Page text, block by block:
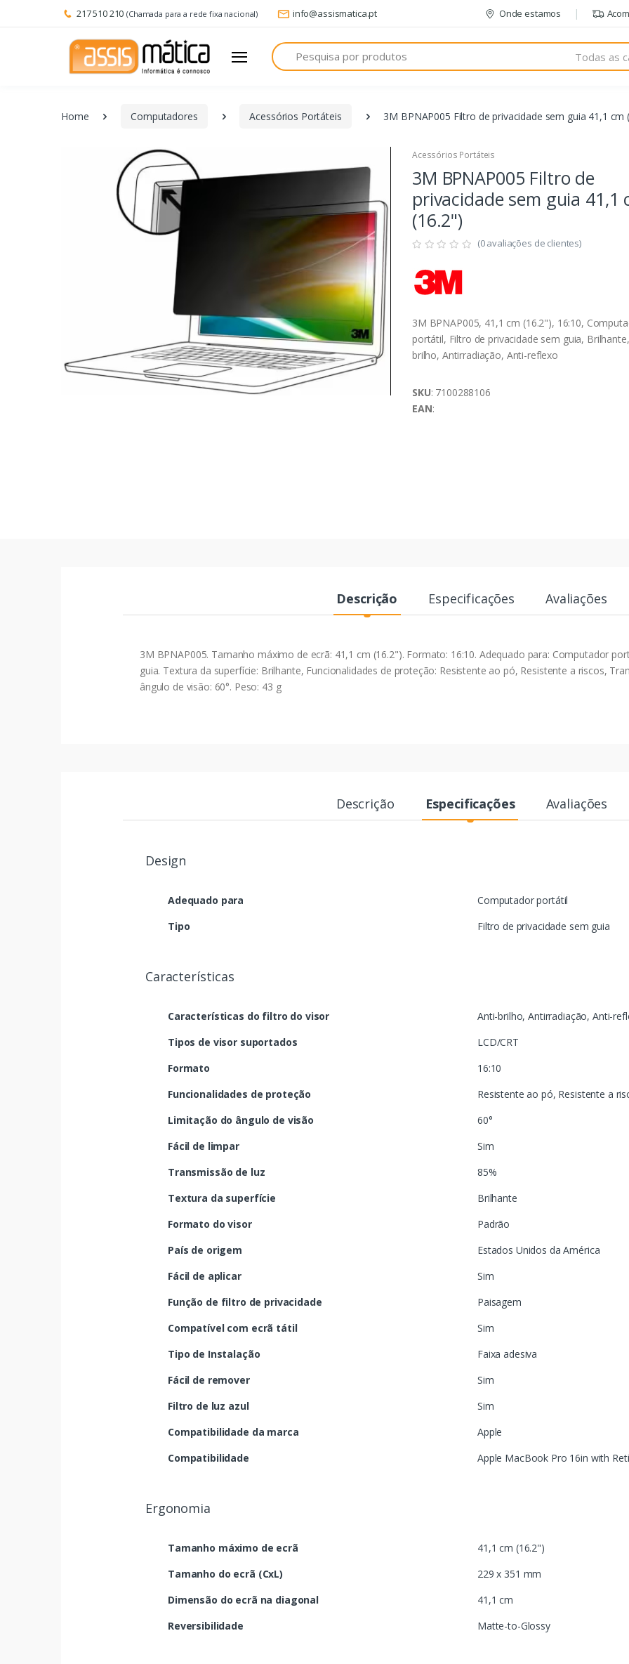
217 510 210 (Chamada para a rede fixa nacional) info@assismatica.pt Onde estamos
Pesquisa
Todas as
Home Computadores Acessórios Portáteis 3M BPNAP005 Filtro de privacidade sem guia 41,1 cm
Acessórios Portáteis
3M BPNAP005 Filtro de
privacidade sem guia 41,1
(16.2")
(0 avaliações de clientes)
3M BPNAP005, 41,1 cm (16.2"), 16:10,
portátil, Filtro de privacidade sem guia,
brilho, Antirradiação, Anti-reflexo
SKU: 7100288106
EAN:
Descrição Especificações Avaliações
3M BPNAP005. Tamanho máximo de ecrã: 41,1 cm (16.2"). Formato: 16:10. Adequado para: Computador
guia. Textura da superfície: Brilhante, Funcionalidades de proteção: Resistente ao pó, Resistente a riscos,
ângulo de visão: 60°. Peso: 43 g
Descrição Especificações Avaliações
Design
Adequado para
Computador portátil
Tipo
Filtro de privacidade sem guia
Características
Características do filtro do visor
Anti-brilho, Antirradiação, Anti-
Tipos de visor suportados
LCD/CRT
Formato
16:10
Funcionalidades de proteção
Resistente ao pó, Resistente a
Limitação do ângulo de visão
60°
Fácil de limpar
Sim
Transmissão de luz
85%
Textura da superfície
Brilhante
Formato do visor
Padrão
País de origem
Estados Unidos da América
Fácil de aplicar
Sim
Função de filtro de privacidade
Paisagem
Compatível com ecrã tátil
Sim
Tipo de Instalação
Faixa adesiva
Fácil de remover
Sim
Filtro de luz azul
Sim
Compatibilidade da marca
Apple
Compatibilidade
Apple MacBook Pro 16in with
Ergonomia
Tamanho máximo de ecrã
41,1 cm (16.2")
Tamanho do ecrã (CxL)
229 x 351 mm
Dimensão do ecrã na diagonal
41,1 cm
Reversibilidade
Matte-to-Glossy